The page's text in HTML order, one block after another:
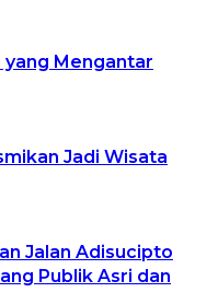
yang Mengantar
Jadi Wisata
Jalan Adisucipto
Publik Asri dan